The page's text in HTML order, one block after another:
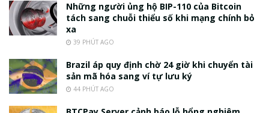
Những người ủng hộ BIP-110 của Bitcoin
tách sang chuỗi thiểu số khi mạng chính bỏ
xa
39 PHÚT AGO
Brazil áp quy định chờ 24 giờ khi chuyển tài
sản mã hóa sang ví tự lưu ký
44 PHÚT AGO